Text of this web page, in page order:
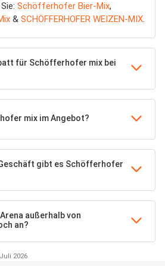
Schöfferhofer Bier-Mix,
& SCHÖFFERHOFER WEIZEN-MIX.
für Schöfferhofer mix bei
mix im Angebot?
gibt es Schöfferhofer
außerhalb von
an?
2026